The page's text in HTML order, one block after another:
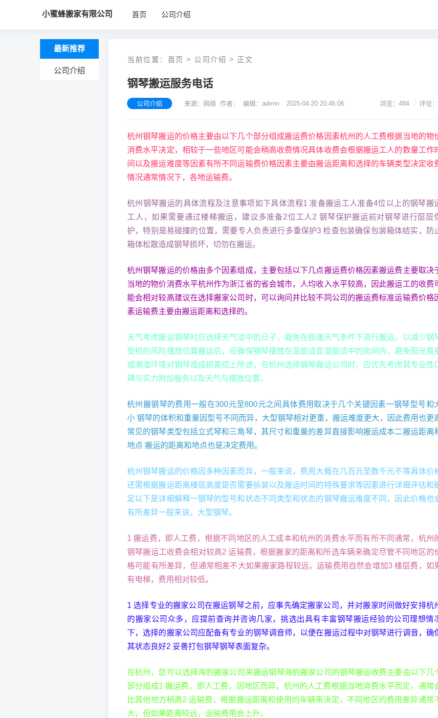
小蜜蜂搬家有限公司 首页 公司介绍
最新推荐
公司介绍
当前位置： 首页 > 公司介绍 > 正文
钢琴搬运服务电话
公司介绍 来源：网络 作者： 编辑：admin 2025-04-20 20:46:06 浏览：484 评论
杭州钢琴搬运的价格主要由以下几个部分组成搬运费价格因素杭州的人工费根据当地的物
消费水平决定，相较于一些地区可能会稍高收费情况具体收费会根据搬运工人的数量工作
间以及搬运难度等因素有所不同运输费价格因素主要由搬运距离和选择的车辆类型决定收
情况通常情况下，各地运输费。
杭州钢琴搬运的具体流程及注意事项如下具体流程1 准备搬运工人准备4位以上的钢琴搬
工人，如果需要通过楼梯搬运，建议多准备2位工人2 钢琴保护搬运前对钢琴进行层层
护，特别是易碰撞的位置，需要专人负责进行多重保护3 检查包装确保包装箱体结实，防
箱体松散造成钢琴损坏，切勿在搬运。
杭州钢琴搬运的价格由多个因素组成，主要包括以下几点搬运费价格因素搬运费主要取决
当地的物价消费水平杭州作为浙江省的省会城市，人均收入水平较高，因此搬运工的收费
能会相对较高建议在选择搬家公司时，可以询问并比较不同公司的搬运费标准运输费价格
素运输费主要由搬运距离和选择的。
天气考虑搬运钢琴时应选择天气适中的日子，避免在极端天气条件下进行搬运，以减少钢
受损的风险摆放位置搬运后，应确保钢琴摆放在温度适宜湿度适中的房间内，避免阳光直
或潮湿环境对钢琴造成损害综上所述，在杭州选择钢琴搬运公司时，应优先考虑其专业性
碑与实力附加服务以及天气与摆放位置。
杭州搬钢琴的费用一般在300元至800元之间具体费用取决于几个关键因素一钢琴型号和
小 钢琴的体积和重量因型号不同而异，大型钢琴相对更重，搬运难度更大，因此费用也更
常见的钢琴类型包括立式琴和三角琴，其尺寸和重量的差异直接影响搬运成本二搬运距离
地点 搬运的距离和地点也是决定费用。
杭州钢琴搬运的价格因多种因素而异，一般来说，费用大概在几百元至数千元不等具体价
还需根据搬运距离楼层高度是否需要拆装以及搬运时间的特殊要求等因素进行详细评估和
定以下是详细解释一钢琴的型号和状态不同类型和状态的钢琴搬运难度不同，因此价格也
有所差异一般来说，大型钢琴。
1 搬运费，即人工费，根据不同地区的人工成本和杭州的消费水平而有所不同通常，杭州
钢琴搬运工收费会相对较高2 运输费，根据搬家的距离和所选车辆来确定尽管不同地区的
格可能有所差异，但通常相差不大如果搬家路程较远，运输费用自然会增加3 楼层费，如
有电梯，费用相对较低。
1 选择专业的搬家公司在搬运钢琴之前，应事先确定搬家公司，并对搬家时间做好安排杭
的搬家公司众多，应提前查询并咨询几家，挑选出具有丰富钢琴搬运经验的公司理想情
下，选择的搬家公司应配备有专业的钢琴调音师，以便在搬运过程中对钢琴进行调音，确
其状态良好2 妥善打包钢琴钢琴表面复杂。
在杭州，您可以选择海豹搬家公司来搬运钢琴海豹搬家公司的钢琴搬运收费主要由以下几
部分组成1 搬运费，即人工费，因地区而异，杭州的人工费根据当地消费水平而定，通常
比其他地方稍高2 运输费，根据搬运距离和使用的车辆来决定，不同地区的费用差异通常
大，但如果距离较远，运输费用会上升。